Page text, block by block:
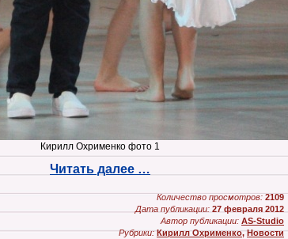
Кирилл Охрименко фото 1
Читать далее …
Количество просмотров: 2109
Дата публикации: 27 февраля 2012
Автор публикации: AS-Studio
Рубрики: Кирилл Охрименко,Новости